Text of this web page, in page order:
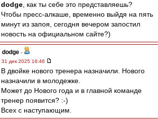
dodge , как ты себе это представляешь?
Чтобы пресс-алкаше, временно выйдя на пять
минут из запоя, сегодня вечером запостил
новость на официальном сайте?)
dodge -
31 дек 2025 16:46
В двойке нового тренера назначили. Нового
назначили в молодежке.
Может до Нового года и в главной команде
тренер появится? :-)
Всех с наступающим.